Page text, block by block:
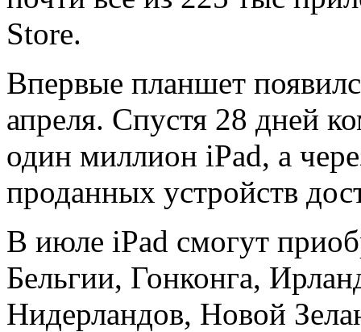
Store.
Впервые планшет
апреля. Спустя 28 дней
один миллион iPad, а
проданных устройств
В июле iPad смогут
Бельгии, Гонконга,
Нидерландов, Новой